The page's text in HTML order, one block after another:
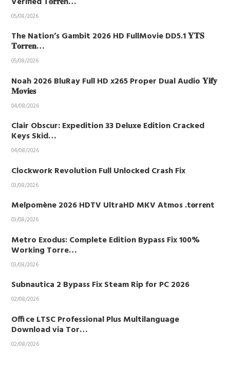
05/08/2026
The Nation’s Gambit 2026 HD FullMovie DD5.1 𝐘𝐓𝐒
𝐓𝐨𝐫𝐫𝐞𝐧…
05/08/2026
Noah 2026 BluRay Full HD x265 Proper Dual Audio 𝐘𝐢𝐟𝐲
𝐌𝐨𝐯𝐢𝐞𝐬
04/08/2026
Clair Obscur: Expedition 33 Deluxe Edition Cracked
Keys Skid…
04/08/2026
Clockwork Revolution Full Unlocked Crash Fix
03/08/2026
Melpomène 2026 HDTV UltraHD MKV Atmos .t𝐨rr𝐞nt
03/08/2026
Metro Exodus: Complete Edition Bypass Fix 100%
Working Torre…
03/08/2026
Subnautica 2 Bypass Fix Steam Rip for PC 2026
02/08/2026
Office LTSC Professional Plus Multilanguage
Download via Tor…
02/08/2026